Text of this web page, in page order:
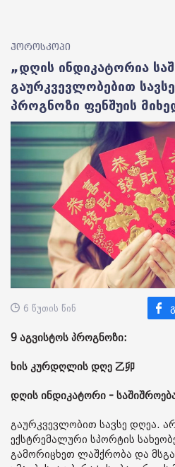
ჰოროსკოპი
„დღის ინდიკატორია
გაურკვევლობებით
პროგნოზი ფენშუის
6 წუთის წინ
9 აგვისტოს პროგნოზი:
ხის კურდღლის დღე 乙卯
დღის ინდიკატორი -
გაურკვევლობით სავსე დღეა.
ექსტრემალური სპორტის
გამორიცხეთ ლაშქრობა და